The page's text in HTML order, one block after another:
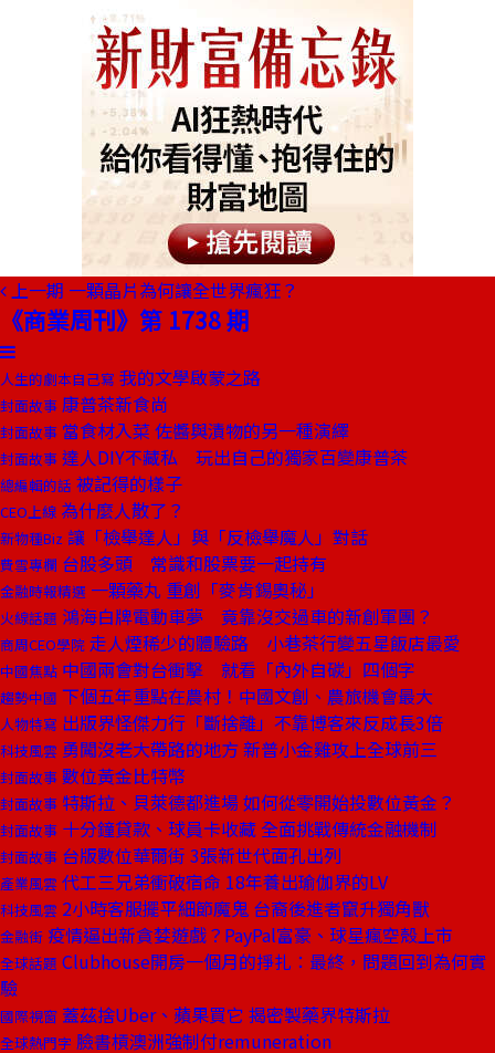
上一期 一顆晶片為何讓全世界瘋狂？
《商業周刊》第 1738 期
人生的劇本自己寫 我的文學啟蒙之路
封面故事 康普茶新食尚
封面故事 當食材入菜 佐醬與漬物的另一種演繹
封面故事 達人DIY不藏私 玩出自己的獨家百變康普茶
總編輯的話 被記得的樣子
CEO上線 為什麼人散了？
新物種Biz 讓「檢舉達人」與「反檢舉魔人」對話
費雪專欄 台股多頭 常識和股票要一起持有
金融時報精選 一顆藥丸 重創「麥肯錫奧秘」
火線話題 鴻海白牌電動車夢 竟靠沒交過車的新創軍團？
商周CEO學院 走人煙稀少的體驗路 小巷茶行變五星飯店最愛
中國焦點 中國兩會對台衝擊 就看「內外自碳」四個字
趨勢中國 下個五年重點在農村！中國文創、農旅機會最大
人物特寫 出版界怪傑力行「斷捨離」不靠博客來反成長3倍
科技風雲 勇闖沒老大帶路的地方 新普小金雞攻上全球前三
封面故事 數位黃金比特幣
封面故事 特斯拉、貝萊德都進場 如何從零開始投數位黃金？
封面故事 十分鐘貸款、球員卡收藏 全面挑戰傳統金融機制
封面故事 台版數位華爾街 3張新世代面孔出列
產業風雲 代工三兄弟衝破宿命 18年養出瑜伽界的LV
科技風雲 2小時客服擺平細節魔鬼 台裔後進者竄升獨角獸
金融街 疫情逼出新貪婪遊戲？PayPal富豪、球星瘋空殼上市
全球話題 Clubhouse開房一個月的掙扎：最終，問題回到為何實
驗
國際視窗 蓋茲捨Uber、蘋果買它 揭密製藥界特斯拉
全球熱門字 臉書槓澳洲強制付remuneration